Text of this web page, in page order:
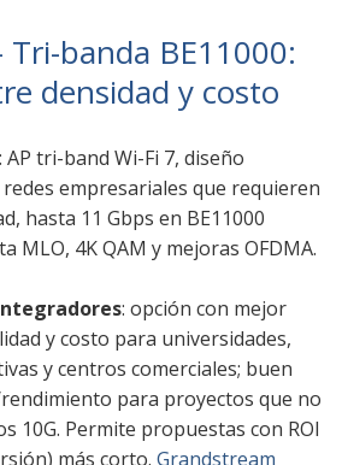
banda BE11000:
densidad y costo
: AP tri-band Wi-Fi 7, diseño
empresariales que requieren
hasta 11 Gbps en BE11000
MLO, 4K QAM y mejoras OFDMA.
: opción con mejor
y costo para universidades,
y centros comerciales; buen
para proyectos que no
10G. Permite propuestas con ROI
más corto. Grandstream